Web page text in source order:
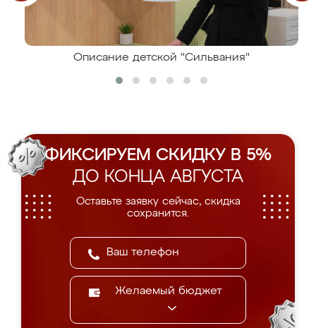
Описание детской "Сильвания"
ФИКСИРУЕМ СКИДКУ В 5%
ДО КОНЦА АВГУСТА
Оставьте заявку сейчас, скидка
сохранится.
Желаемый бюджет